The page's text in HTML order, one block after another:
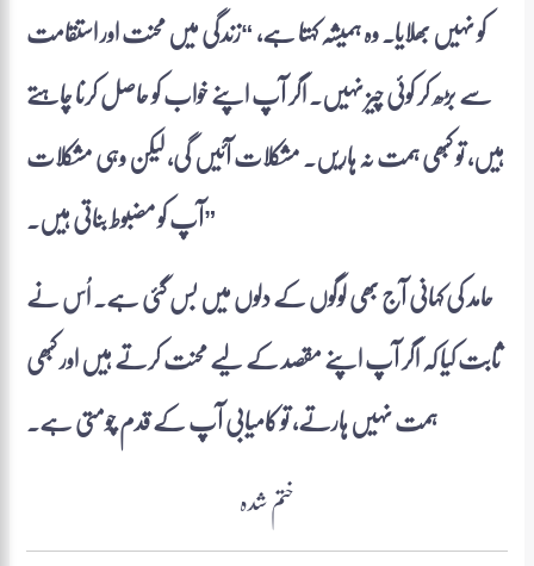
کو نہیں بھلایا۔ وہ ہمیشہ کہتا ہے، “زندگی میں محنت اور استقامت
سے بڑھ کر کوئی چیز نہیں۔ اگر آپ اپنے خواب کو حاصل کرنا چاہتے
ہیں، تو کبھی ہمت نہ ہاریں۔ مشکلات آئیں گی، لیکن وہی مشکلات
آپ کو مضبوط بناتی ہیں۔”
حامد کی کہانی آج بھی لوگوں کے دلوں میں بس گئی ہے۔ اُس نے
ثابت کیا کہ اگر آپ اپنے مقصد کے لیے محنت کرتے ہیں اور کبھی
ہمت نہیں ہارتے، تو کامیابی آپ کے قدم چومتی ہے۔
ختم شدہ